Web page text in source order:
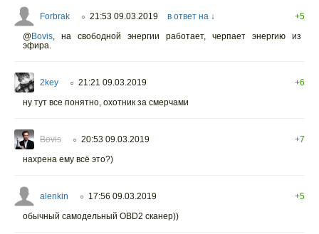
Forbrak ○ 21:53 09.03.2019 в ответ на ↓
+5
@Bovis
на свободной энергии работает, черпает энергию из
эфира.
2key ○ 21:21 09.03.2019
+6
ну тут все понятно, охотник за смерчами
Bovis ○ 20:53 09.03.2019
+7
нахрена ему всё это?)
alenkin ○ 17:56 09.03.2019
+5
обычный самодельный OBD2 сканер))